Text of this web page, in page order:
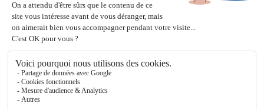
TRI DE NOS EMBALLAGES